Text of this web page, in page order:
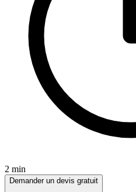
2 min
Demander un devis gratuit